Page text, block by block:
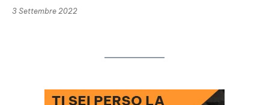
3 Settembre 2022